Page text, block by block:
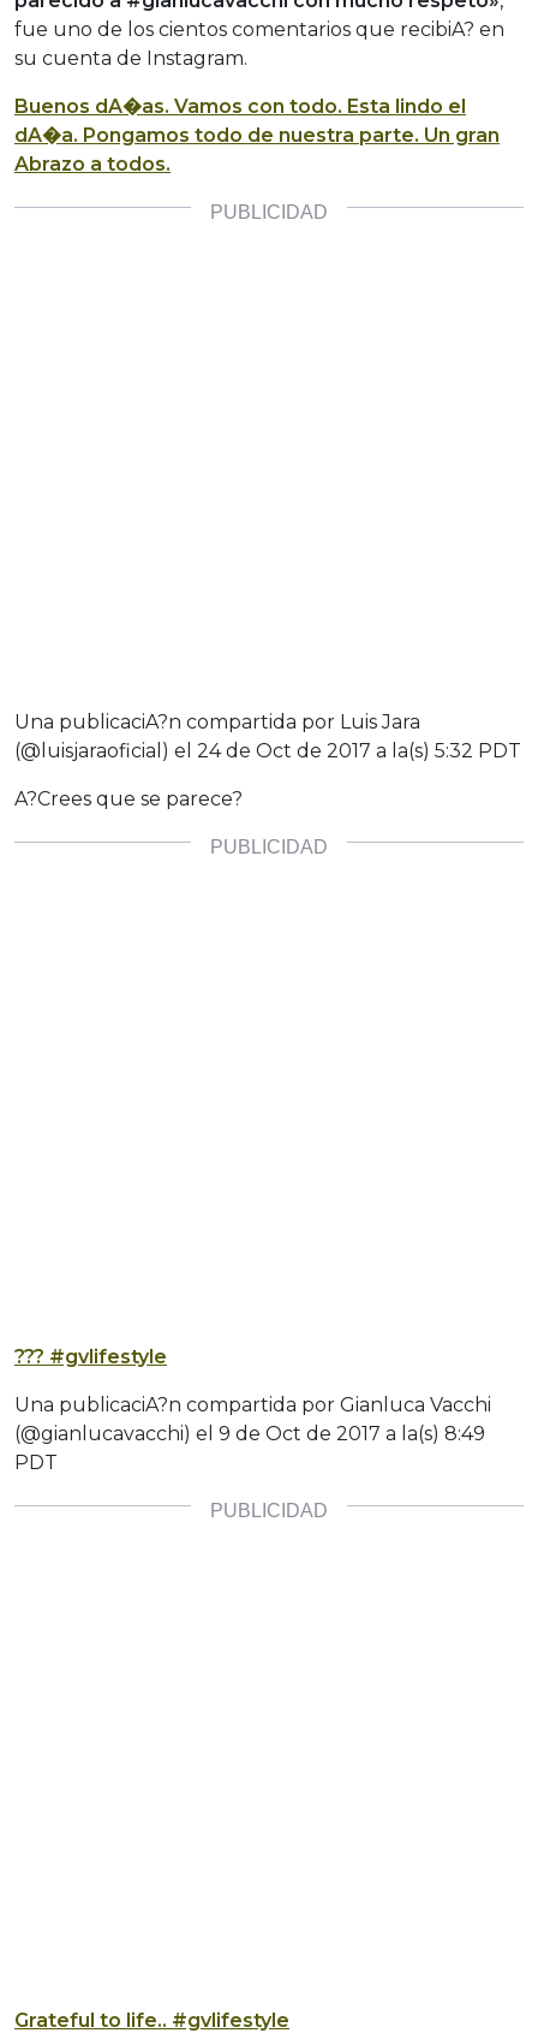
fue uno de los cientos comentarios que recibiA? en
su cuenta de Instagram.
Buenos dA�as. Vamos con todo. Esta lindo el
dA�a. Pongamos todo de nuestra parte. Un gran
Abrazo a todos.
Una publicaciA?n compartida por Luis Jara
(@luisjaraoficial) el 24 de Oct de 2017 a la(s) 5:32 PDT
A?Crees que se parece?
??? #gvlifestyle
Una publicaciA?n compartida por Gianluca Vacchi
(@gianlucavacchi) el 9 de Oct de 2017 a la(s) 8:49
PDT
Grateful to life.. #gvlifestyle